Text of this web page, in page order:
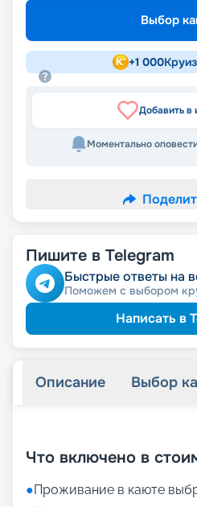
Выбор
+1 000
Добавить в
Моментально
Пишите в Telegram
Быстрые ответы на
Поможем с выбором
Написать в
Описание Выбор
Что включено в
●Проживание в каюте